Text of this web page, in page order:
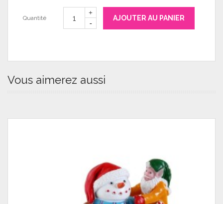
Quantité AJOUTER AU PANIER
Vous aimerez aussi